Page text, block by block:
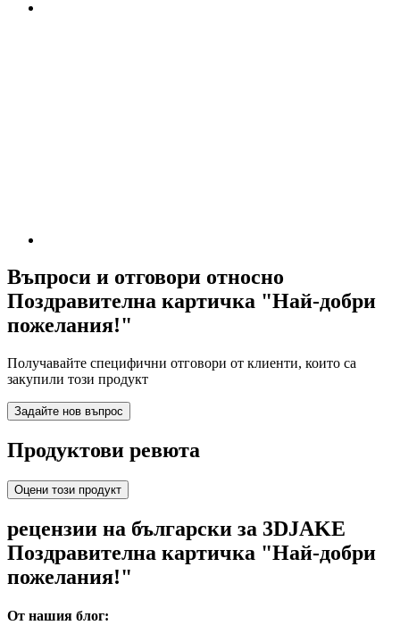
Въпроси и отговори относно
Поздравителна картичка "Най-добри
пожелания!"
Получавайте специфични отговори от клиенти, които са
закупили този продукт
Задайте нов въпрос
Продуктови ревюта
Оцени този продукт
рецензии на български за 3DJAKE
Поздравителна картичка "Най-добри
пожелания!"
От нашия блог: